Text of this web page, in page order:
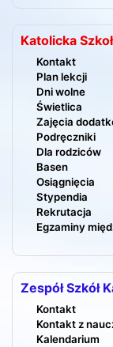
Katolicka
Kontakt
Plan lekcji
Dni wolne
Świetlica
Zajęcia
Podręczniki
Dla rodziców
Basen
Osiągnięcia
Stypendia
Rekrutacja
Egzaminy
Zespół Szkół
Kontakt
Kontakt z
Kalendarium